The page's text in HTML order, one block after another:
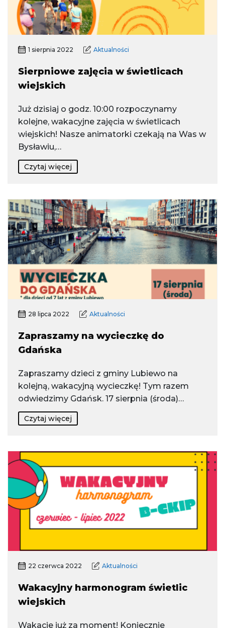
1 sierpnia 2022 Aktualności
Sierpniowe zajęcia w świetlicach
wiejskich
Już dzisiaj o godz. 10:00 rozpoczynamy
kolejne, wakacyjne zajęcia w świetlicach
wiejskich! Nasze animatorki czekają na Was w
Bysławiu,…
Czytaj więcej
28 lipca 2022 Aktualności
Zapraszamy na wycieczkę do
Gdańska
Zapraszamy dzieci z gminy Lubiewo na
kolejną, wakacyjną wycieczkę! Tym razem
odwiedzimy Gdańsk. 17 sierpnia (środa)…
Czytaj więcej
22 czerwca 2022 Aktualności
Wakacyjny harmonogram świetlic
wiejskich
Wakacje już za moment! Koniecznie